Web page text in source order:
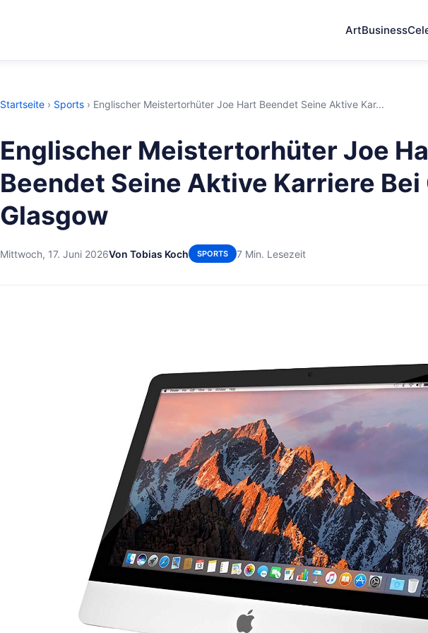
ArtBusiness
Startseite › Sports › Englischer Meistertorhüter Joe Hart Beendet Seine Aktive Kar...
Englischer Meistertorhüter Joe
Beendet Seine Aktive Karriere
Glasgow
Mittwoch, 17. Juni 2026Von Tobias Koch SPORTS 7 Min. Lesezeit